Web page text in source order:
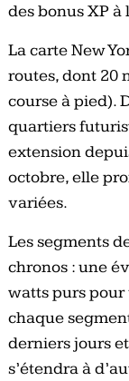
des bonus XP
La carte New
routes, dont 20
course à pied).
quartiers
extension
octobre, elle
variées.
Les segments
chronos : une
watts purs
chaque
derniers jours
s’étendra à